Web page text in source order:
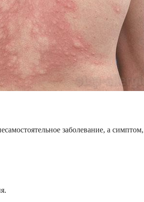
заболевание, а